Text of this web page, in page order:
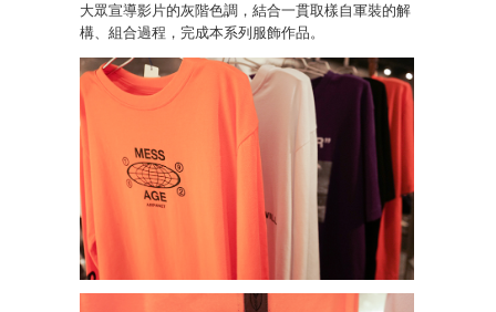
大眾宣導影片的灰階色調，結合一貫取樣自軍裝的解
構、組合過程，完成本系列服飾作品。